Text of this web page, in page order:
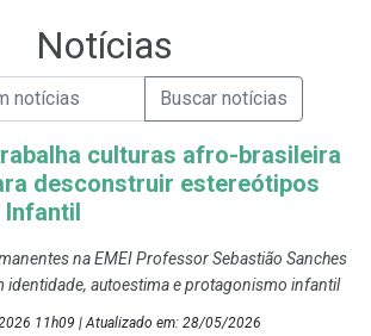
Notícias
de Busca de Notícias
de informaçõesEnviar a Busca de Notícias
culturas afro-brasileira
desconstruir estereótipos
Infantil
na EMEI Professor Sebastião Sanches
identidade, autoestima e protagonismo infantil
11h09 | Atualizado em: 28/05/2026